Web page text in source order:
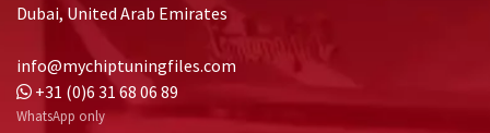
Dubai, United Arab Emirates
info@mychiptuningfiles.com
+31 (0)6 31 68 06 89
WhatsApp only